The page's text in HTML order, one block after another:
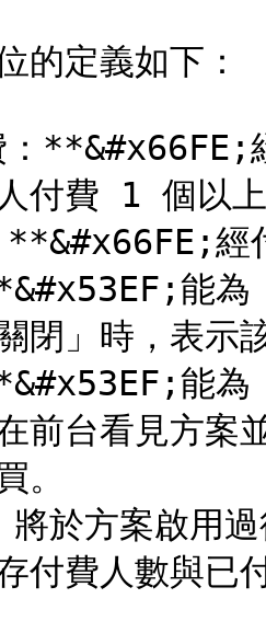
的定義如下：
**&#x66FE;
付費 1 個以
經
能為
閉」時，表
能為
前台看見方案
。
於方案啟用過
付費人數與已